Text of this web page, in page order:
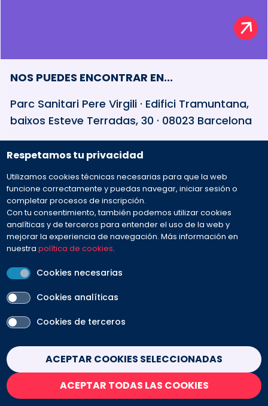
Respetamos tu privacidad
Utilizamos cookies técnicas necesarias para que la web
funcione correctamente y puedas navegar, iniciar sesión o
completar procesos de inscripción.
Con tu consentimiento, también podemos utilizar cookies
analíticas y de terceros para entender el uso de la web y
mejorar la experiencia de navegación. Más información en
nuestrapolítica de cookies.
Cookies necesarias
Cookies analíticas
Cookies de terceros
ACEPTAR COOKIES SELECCIONADAS
ACEPTAR TODAS LAS COOKIES
Withdraw consent
NOS PUEDES ENCONTRAR EN...
Parc Sanitari Pere Virgili · Edifici Tramuntana,
baixos Esteve Terradas, 30 · 08023 Barcelona
932 594 381
Preguntas frecuentes
Envíanos tu mensaje
PEU Aviso legal Contacto
SÍGUENOS